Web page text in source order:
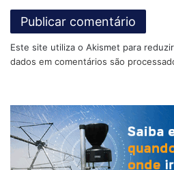
pois a agricultura brasileira só
teve com tecnologia, inovação e
insumos, entre eles os
Este site utiliza o Akismet para
dados em comentários são